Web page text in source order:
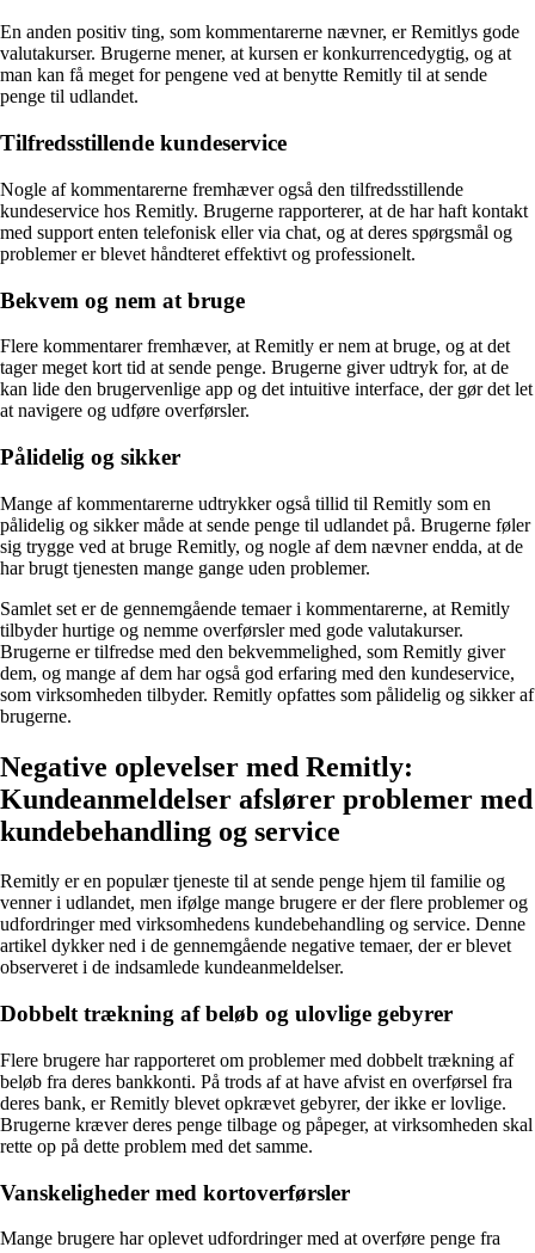
En anden positiv ting, som kommentarerne nævner, er Remitlys gode
valutakurser. Brugerne mener, at kursen er konkurrencedygtig, og at
man kan få meget for pengene ved at benytte Remitly til at sende
penge til udlandet.
Tilfredsstillende kundeservice
Nogle af kommentarerne fremhæver også den tilfredsstillende
kundeservice hos Remitly. Brugerne rapporterer, at de har haft kontakt
med support enten telefonisk eller via chat, og at deres spørgsmål og
problemer er blevet håndteret effektivt og professionelt.
Bekvem og nem at bruge
Flere kommentarer fremhæver, at Remitly er nem at bruge, og at det
tager meget kort tid at sende penge. Brugerne giver udtryk for, at de
kan lide den brugervenlige app og det intuitive interface, der gør det let
at navigere og udføre overførsler.
Pålidelig og sikker
Mange af kommentarerne udtrykker også tillid til Remitly som en
pålidelig og sikker måde at sende penge til udlandet på. Brugerne føler
sig trygge ved at bruge Remitly, og nogle af dem nævner endda, at de
har brugt tjenesten mange gange uden problemer.
Samlet set er de gennemgående temaer i kommentarerne, at Remitly
tilbyder hurtige og nemme overførsler med gode valutakurser.
Brugerne er tilfredse med den bekvemmelighed, som Remitly giver
dem, og mange af dem har også god erfaring med den kundeservice,
som virksomheden tilbyder. Remitly opfattes som pålidelig og sikker af
brugerne.
Negative oplevelser med Remitly:
Kundeanmeldelser afslører problemer med
kundebehandling og service
Remitly er en populær tjeneste til at sende penge hjem til familie og
venner i udlandet, men ifølge mange brugere er der flere problemer og
udfordringer med virksomhedens kundebehandling og service. Denne
artikel dykker ned i de gennemgående negative temaer, der er blevet
observeret i de indsamlede kundeanmeldelser.
Dobbelt trækning af beløb og ulovlige gebyrer
Flere brugere har rapporteret om problemer med dobbelt trækning af
beløb fra deres bankkonti. På trods af at have afvist en overførsel fra
deres bank, er Remitly blevet opkrævet gebyrer, der ikke er lovlige.
Brugerne kræver deres penge tilbage og påpeger, at virksomheden skal
rette op på dette problem med det samme.
Vanskeligheder med kortoverførsler
Mange brugere har oplevet udfordringer med at overføre penge fra